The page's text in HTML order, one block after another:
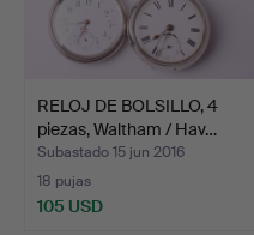
RELOJ DE BOLSILLO, 4
piezas, Waltham / Hav…
Subastado 15 jun 2016
18 pujas
105 USD